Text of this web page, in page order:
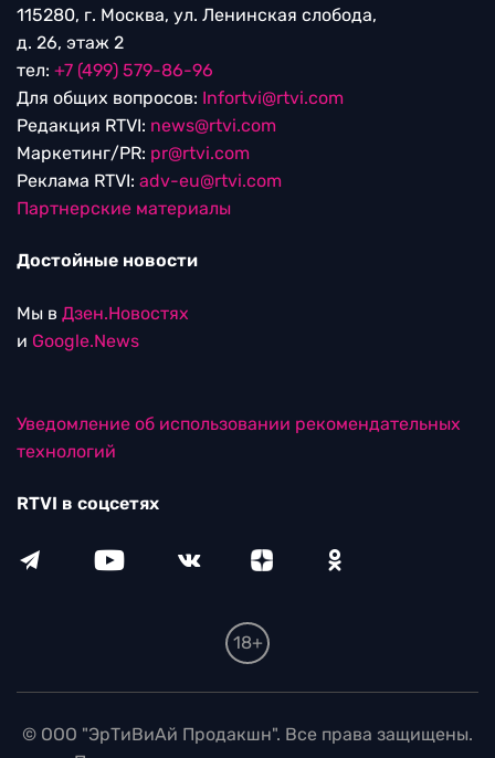
115280, г. Москва, ул. Ленинская слобода,
д. 26, этаж 2
тел: +7 (499) 579-86-96
Для общих вопросов: Infortvi@rtvi.com
Редакция RTVI: news@rtvi.com
Маркетинг/PR: pr@rtvi.com
Реклама RTVI: adv-eu@rtvi.com
Партнерские материалы
Достойные новости
Мы в Дзен.Новостях
и Google.News
Уведомление об использовании рекомендательных
технологий
RTVI в соцсетях
18+
© ООО "ЭрТиВиАй Продакшн". Все права защищены.